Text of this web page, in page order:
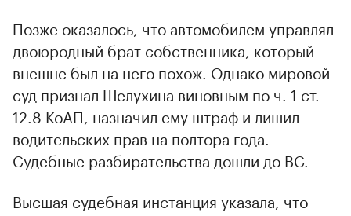
Позже оказалось, что автомобилем управлял
двоюродный брат собственника, который
внешне был на него похож. Однако мировой
суд признал Шелухина виновным по ч. 1 ст.
12.8 КоАП, назначил ему штраф и лишил
водительских прав на полтора года.
Судебные разбирательства дошли до ВС.
Высшая судебная инстанция указала, что